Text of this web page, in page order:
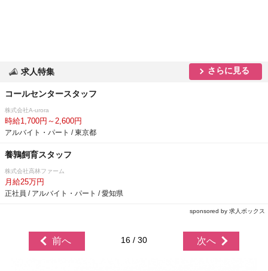
求人特集 さらに見る
コールセンタースタッフ
株式会社A-urora
時給1,700円～2,600円
アルバイト・パート / 東京都
養鶉飼育スタッフ
株式会社高林ファーム
月給25万円
正社員 / アルバイト・パート / 愛知県
sponsored by 求人ボックス
前へ 16 / 30 次へ